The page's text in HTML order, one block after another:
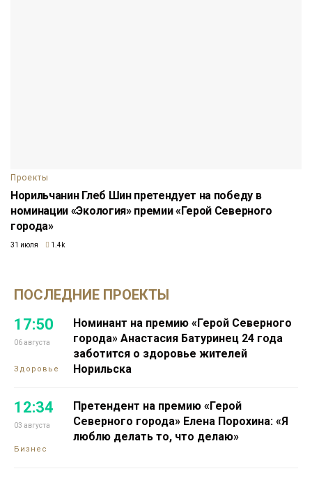
Проекты
Норильчанин Глеб Шин претендует на победу в
номинации «Экология» премии «Герой Северного
города»
31 июля 1.4k
ПОСЛЕДНИЕ ПРОЕКТЫ
17:50
06 августа
Здоровье
Номинант на премию «Герой Северного
города» Анастасия Батуринец 24 года
заботится о здоровье жителей
Норильска
12:34
03 августа
Бизнес
Претендент на премию «Герой
Северного города» Елена Порохина: «Я
люблю делать то, что делаю»